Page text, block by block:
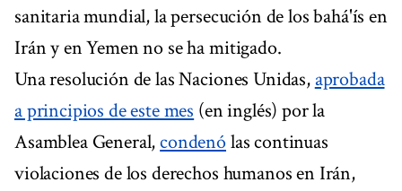
sanitaria mundial, la persecución de los bahá'ís en
Irán y en Yemen no se ha mitigado.
Una resolución de las Naciones Unidas, aprobada
a principios de este mes (en inglés) por la
Asamblea General,condenólas continuas
violaciones de los derechos humanos en Irán,